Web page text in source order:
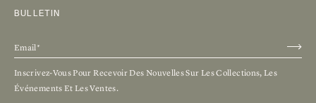
BULLETIN
Inscrivez-Vous Pour Recevoir Des Nouvelles Sur Les Collections, Les
Événements Et Les Ventes.